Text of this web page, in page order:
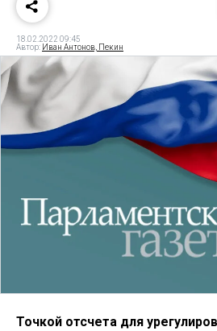
18.02.2022 09:45
Автор: Иван Антонов, Пекин
Точкой отсчета для